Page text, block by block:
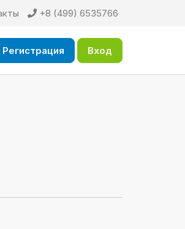
+8 (499) 6535766
Регистрация Вход